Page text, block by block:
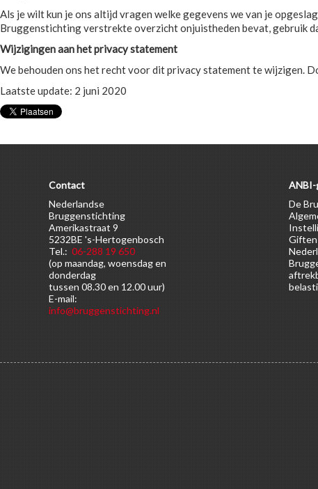
Als je wilt kun je ons altijd vragen welke gegevens we van je
Bruggenstichting verstrekte overzicht onjuistheden bevat, gebruik
Wijzigingen aan het privacy statement
We behouden ons het recht voor dit privacy statement te wijzigen.
Laatste update: 2 juni 2020
Contact
Nederlandse
Bruggenstichting
Amerikastraat 9
5232BE 's-Hertogenbosch
Tel.: 06-288 19 650
(op maandag, woensdag en
donderdag
tussen 08.30 en 12.00 uur)
E-mail:
info@bruggenstichting.nl
ANBI-
De
Giften